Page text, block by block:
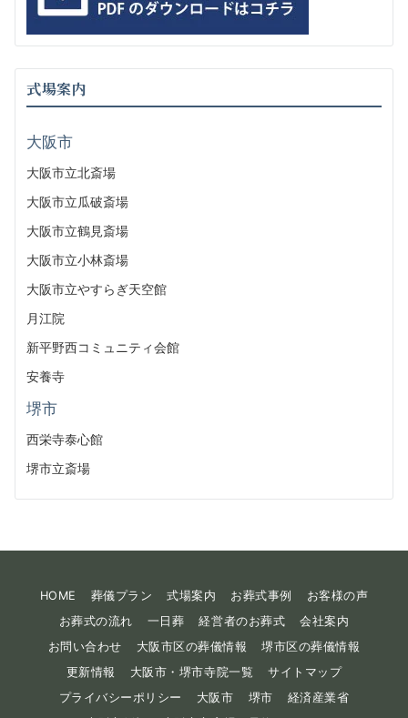
式場案内
大阪市
大阪市立北斎場
大阪市立瓜破斎場
大阪市立鶴見斎場
大阪市立小林斎場
大阪市立やすらぎ天空館
月江院
新平野西コミュニティ会館
安養寺
堺市
西栄寺泰心館
堺市立斎場
HOME 葬儀プラン 式場案内 お葬式事例
お客様の声
お葬式の流れ
一日葬 経営者のお葬式
会社案内
お問い合わせ
大阪市区の葬儀情報
堺市区の葬儀情報
更新情報
大阪市・堺市寺院一覧
サイトマップ
プライバシーポリシー
大阪市 堺市
経済産業省